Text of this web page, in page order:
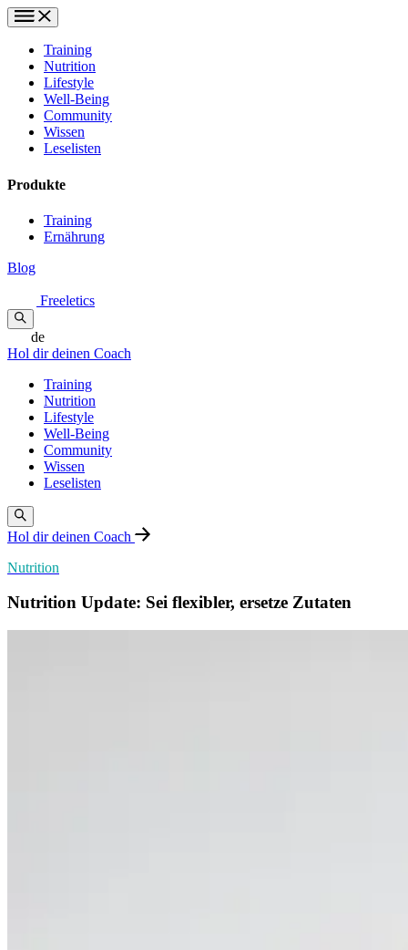
Training
Nutrition
Lifestyle
Well-Being
Community
Wissen
Leselisten
Produkte
Training
Ernährung
Blog
Freeletics
de
Hol dir deinen Coach
Training
Nutrition
Lifestyle
Well-Being
Community
Wissen
Leselisten
Hol dir deinen Coach
Nutrition
Nutrition Update: Sei flexibler, ersetze Zutaten